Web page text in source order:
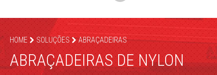
HOME SOLUÇÕES ABRAÇADEIRAS
ABRAÇADEIRAS DE NYLON